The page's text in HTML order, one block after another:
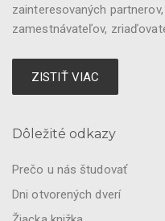
zainteresovaných
zamestnávateľov,
ZISTIŤ VIAC
Dôležité odkazy
Prečo u nás študovať
Dni otvorených dverí